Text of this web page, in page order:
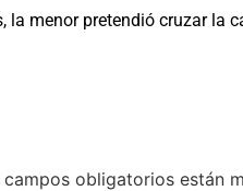
menor pretendió cruzar la
campos obligatorios están